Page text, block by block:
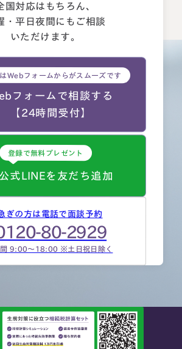
国対応はもちろん、
・平日夜間にもご相談
いただけます。
Webフォームからがスムーズです
フォームで相談する
【24時間受付】
登録で無料プレゼント
公式LINEを友だち追加
ぎの方は電話で面談予約
80-2929
間 9:00～18:00 ※土日祝日除く